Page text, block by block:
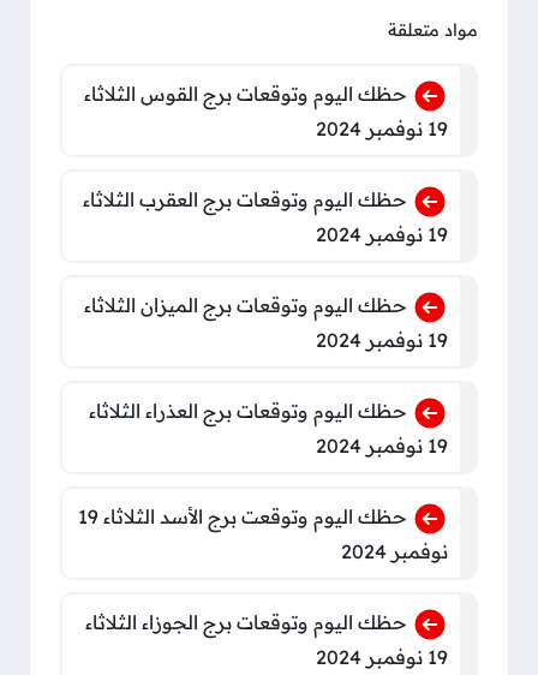
مواد متعلقة
حظك اليوم وتوقعات برج القوس الثلاثاء
19 نوفمبر 2024
حظك اليوم وتوقعات برج العقرب الثلاثاء
19 نوفمبر 2024
حظك اليوم وتوقعات برج الميزان الثلاثاء
19 نوفمبر 2024
حظك اليوم وتوقعات برج العذراء الثلاثاء
19 نوفمبر 2024
حظك اليوم وتوقعت برج الأسد الثلاثاء 19
نوفمبر 2024
حظك اليوم وتوقعات برج الجوزاء الثلاثاء
19 نوفمبر 2024